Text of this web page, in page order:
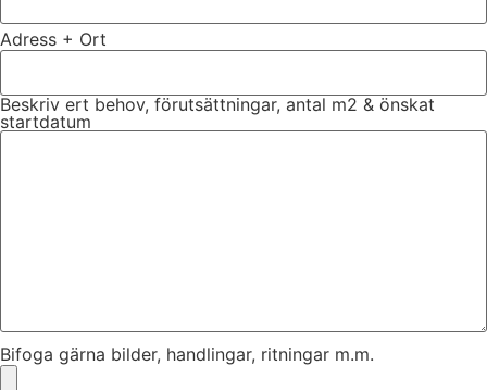
Adress + Ort
Beskriv ert behov, förutsättningar, antal m2 & önskat
startdatum
Bifoga gärna bilder, handlingar, ritningar m.m.